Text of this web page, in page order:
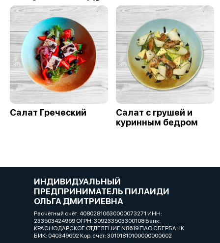
Салат Греческий
Салат с грушей и
куринным бедром
ИНДИВИДУАЛЬНЫЙ
ПРЕДПРИНИМАТЕЛЬ ПИЛАИДИ
ОЛЬГА ДМИТРИЕВНА
Расчётный счёт: 40802810630000073271 ИНН:
233503424969 ОГРН: 309233503300108 Банк:
КРАСНОДАРСКОЕ ОТДЕЛЕНИЕ N8619 ПАО СБЕРБАНК
БИК: 040349602 Кор. счёт: 30101810100000000602